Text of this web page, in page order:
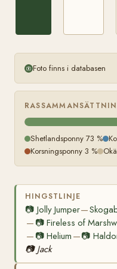
Foto finns i databasen
Shetlandsponny 73 %
Korsningsponny 3 %
HINGSTLINJE
📷 Jolly Jumper—
— 📷Fireless of
— 📷Helium —📷
📷 Jack